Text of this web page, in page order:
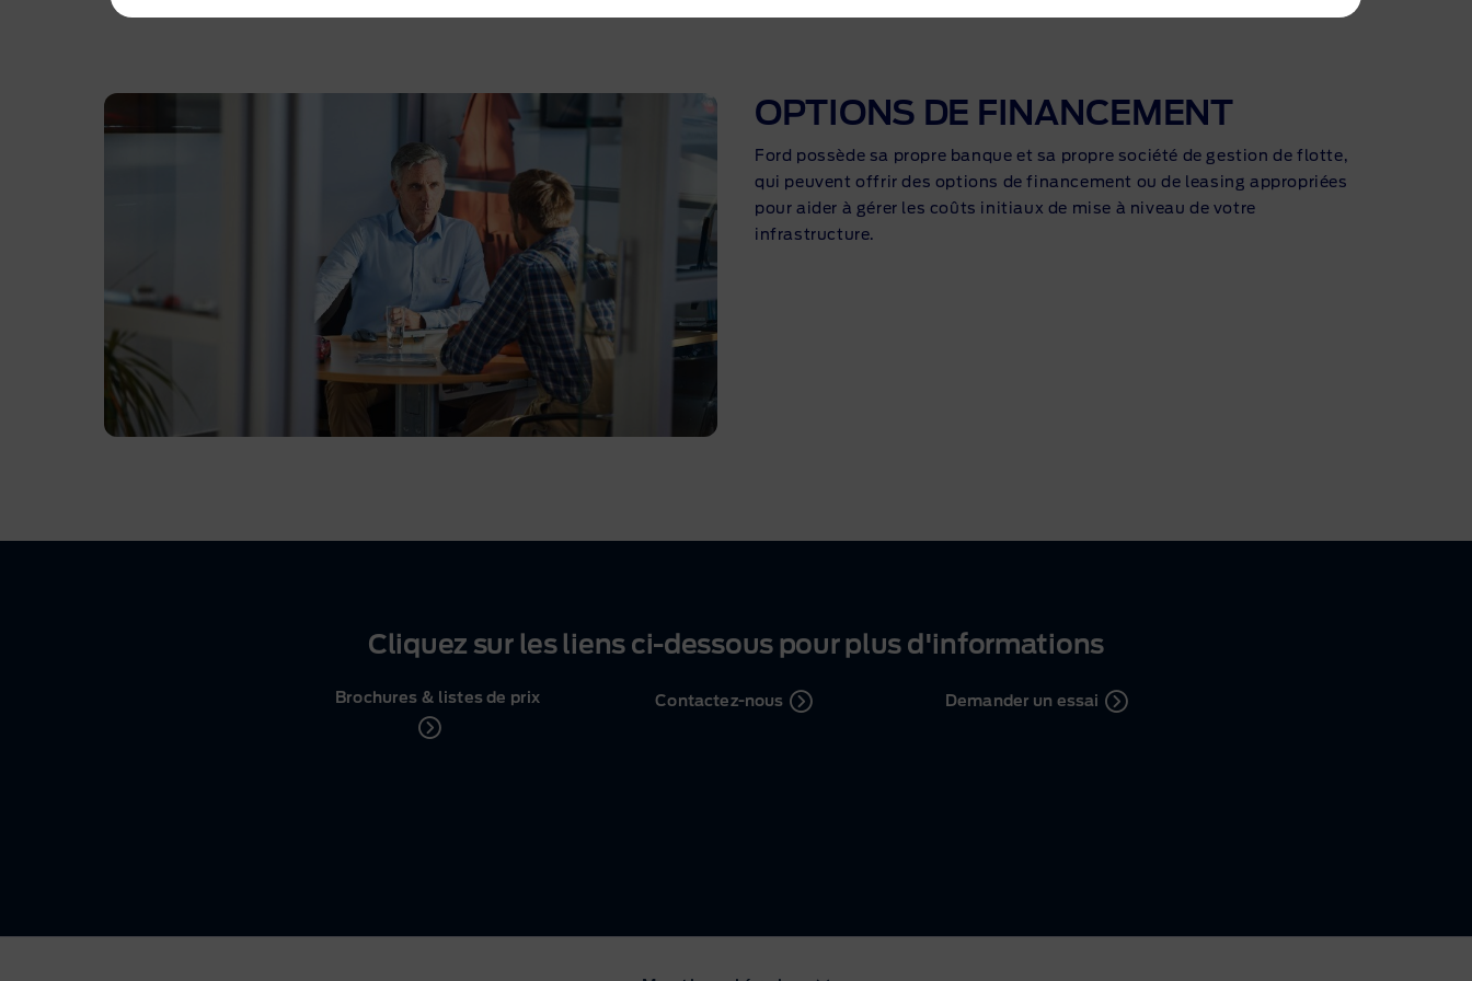
OPTIONS DE FINANCEMENT
Ford possède sa propre banque et sa propre société de gestion de flotte,
qui peuvent offrir des options de financement ou de leasing appropriées
pour aider à gérer les coûts initiaux de mise à niveau de votre
infrastructure.
Cliquez sur les liens ci-dessous pour plus d'informations
Brochures & listes de prix Contactez-nous Demander un essai